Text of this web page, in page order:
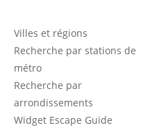
Villes et régions
Recherche par stations de
métro
Recherche par
arrondissements
Widget Escape Guide